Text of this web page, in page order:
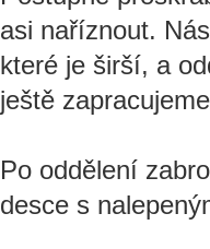
asi naříznout.
které je širší, a
ještě
Po oddělení
desce s